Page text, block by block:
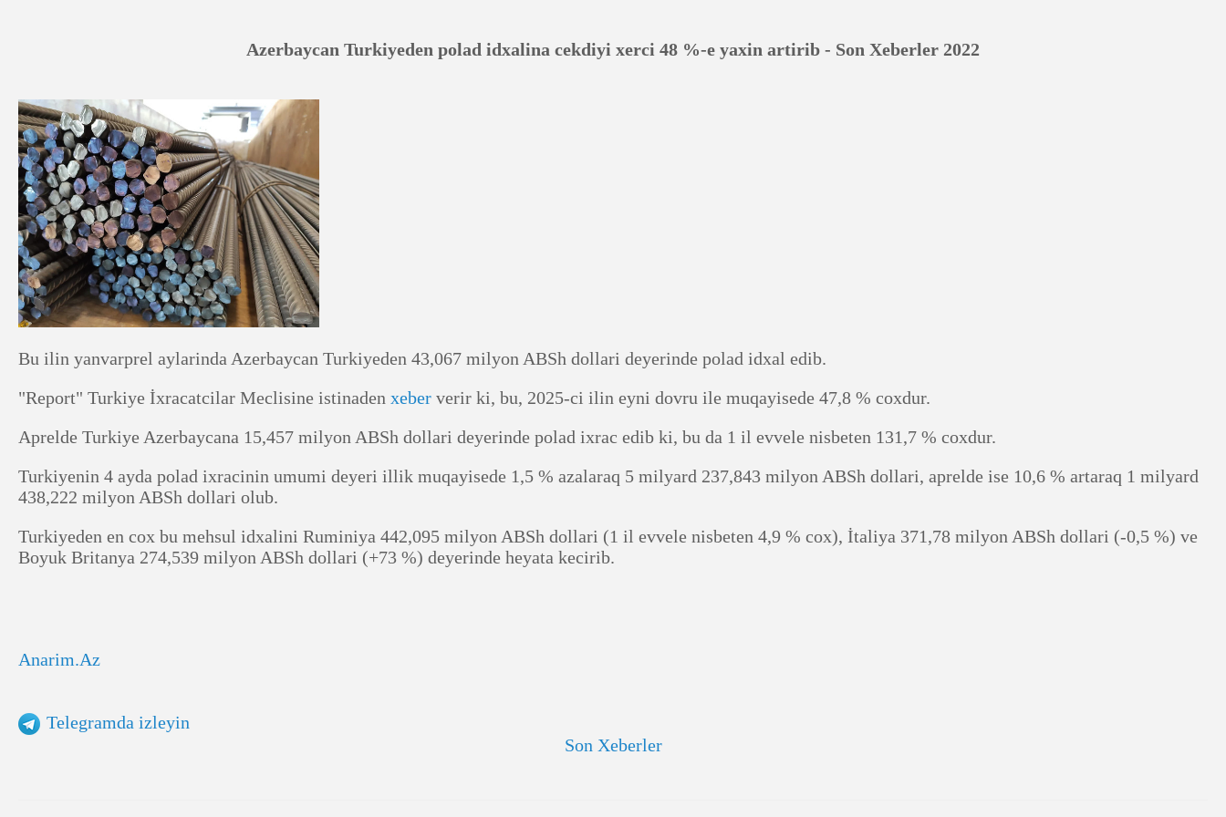
Azerbaycan Turkiyeden polad idxalina cekdiyi xerci 48 %-e yaxin artirib - Son Xeberler 2022
Bu ilin yanvarprel aylarinda Azerbaycan Turkiyeden 43,067 milyon ABSh dollari deyerinde polad idxal edib.
"Report" Turkiye İxracatcilar Meclisine istinaden xeber verir ki, bu, 2025-ci ilin eyni dovru ile muqayisede 47,8 % coxdur.
Aprelde Turkiye Azerbaycana 15,457 milyon ABSh dollari deyerinde polad ixrac edib ki, bu da 1 il evvele nisbeten 131,7 % coxdur.
Turkiyenin 4 ayda polad ixracinin umumi deyeri illik muqayisede 1,5 % azalaraq 5 milyard 237,843 milyon ABSh dollari, aprelde ise 10,6 % artaraq 1 milyard
438,222 milyon ABSh dollari olub.
Turkiyeden en cox bu mehsul idxalini Ruminiya 442,095 milyon ABSh dollari (1 il evvele nisbeten 4,9 % cox), İtaliya 371,78 milyon ABSh dollari (-0,5 %) ve
Boyuk Britanya 274,539 milyon ABSh dollari (+73 %) deyerinde heyata kecirib.
Anarim.Az
Telegramda izleyin
Son Xeberler